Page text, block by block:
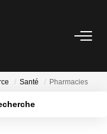
Santé Pharmacies